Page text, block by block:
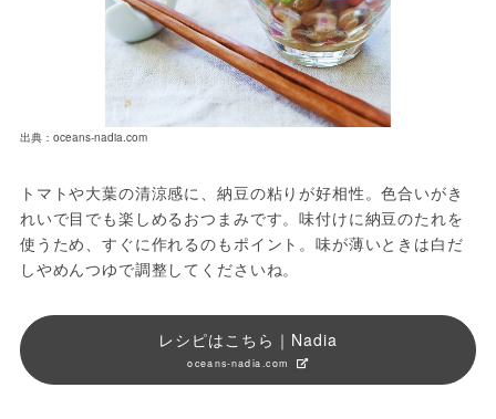
出典：oceans-nadia.com
トマトや大葉の清涼感に、納豆の粘りが好相性。色合いがき
れいで目でも楽しめるおつまみです。味付けに納豆のたれを
使うため、すぐに作れるのもポイント。味が薄いときは白だ
しやめんつゆで調整してくださいね。
レシピはこちら｜Nadia
oceans-nadia.com